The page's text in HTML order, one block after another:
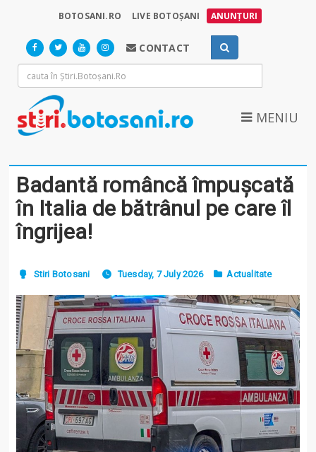
BOTOSANI.RO LIVE BOTOȘANI ANUNȚURI
CONTACT
MENIU
Badantă româncă împușcată
în Italia de bătrânul pe care îl
îngrijea!
Stiri Botosani Tuesday, 7 July 2026 Actualitate